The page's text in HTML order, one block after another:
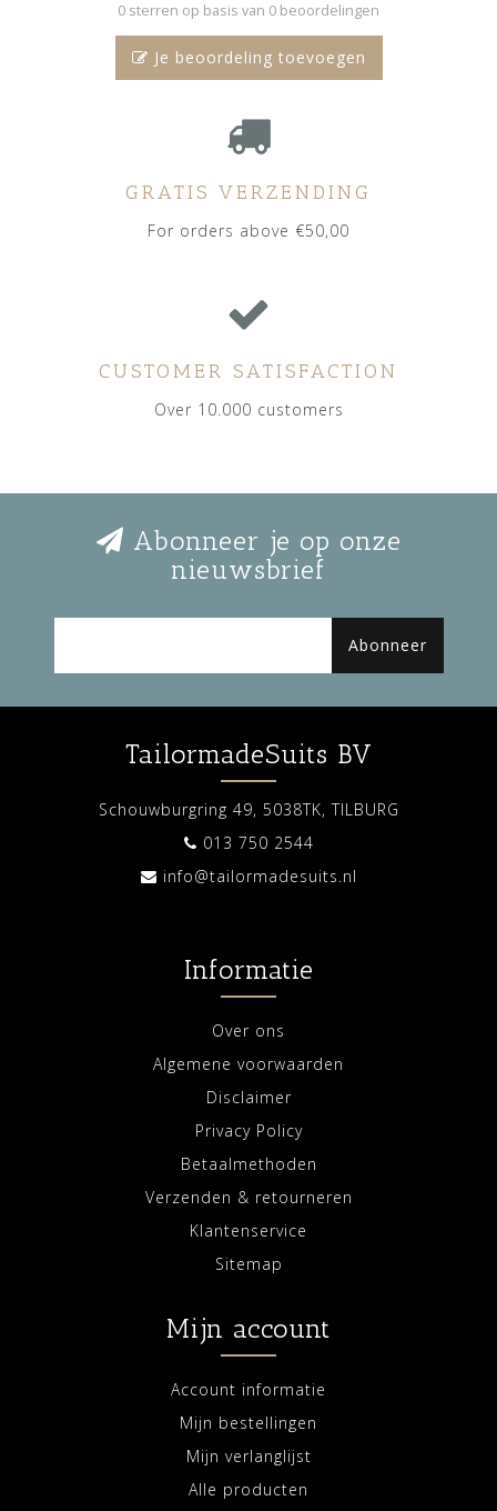
0 sterren op basis van 0 beoordelingen
Je beoordeling toevoegen
GRATIS VERZENDING
For orders above €50,00
CUSTOMER SATISFACTION
Over 10.000 customers
Abonneer je op onze
nieuwsbrief
Abonneer
TailormadeSuits BV
Schouwburgring 49, 5038TK, TILBURG
013 750 2544
info@tailormadesuits.nl
Informatie
Over ons
Algemene voorwaarden
Disclaimer
Privacy Policy
Betaalmethoden
Verzenden & retourneren
Klantenservice
Sitemap
Mijn account
Account informatie
Mijn bestellingen
Mijn verlanglijst
Alle producten